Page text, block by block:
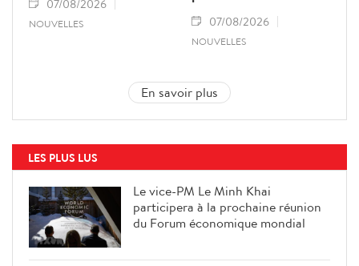
07/08/2026
NOUVELLES 07/08/2026
NOUVELLES
En savoir plus
LES PLUS LUS
Le vice-PM Le Minh Khai
participera à la prochaine réunion
du Forum économique mondial